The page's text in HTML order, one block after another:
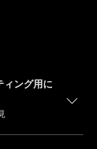
ィング用に